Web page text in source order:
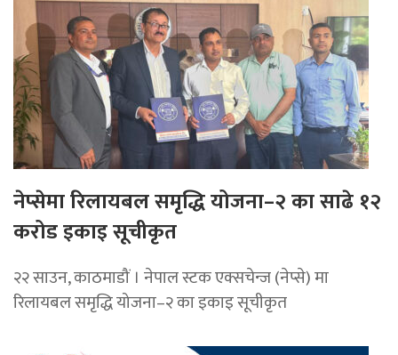
नेप्सेमा रिलायबल समृद्धि योजना–२ का साढे १२
करोड इकाइ सूचीकृत
२२ साउन, काठमाडौं । नेपाल स्टक एक्सचेन्ज (नेप्से) मा
रिलायबल समृद्धि योजना–२ का इकाइ सूचीकृत